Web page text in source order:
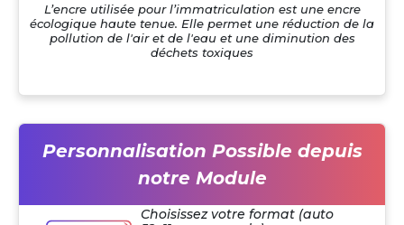
L’encre utilisée pour l’immatriculation est une encre
écologique haute tenue. Elle permet une réduction de la
pollution de l'air et de l'eau et une diminution des
déchets toxiques
Personnalisation Possible depuis
notre Module
Choisissez votre format (auto